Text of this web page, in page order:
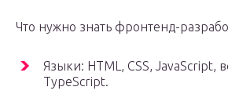
Что нужно знать фронтенд-
Языки: HTML, CSS, JavaScript,
TypeScript.